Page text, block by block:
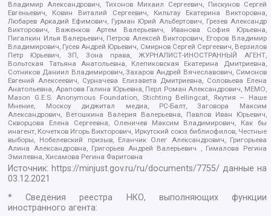
Владимир Александрович, Тихонов Михаил Сергеевич, Пискунов Сергей
Евгеньевич, Ковин Виталий Сергеевич, Кильтау Екатерина Викторовна,
Любарев Аркадий Ефимович, Гурман Юрий Альбертович, Грезев Александр
Викторович, Важенков Артем Валерьевич, Иванова София Юрьевна,
Пигалкин Илья Валерьевич, Петров Алексей Викторович, Егоров Владимир
Владимирович, Гусев Андрей Юрьевич, Смирнов Сергей Сергеевич, Верзилов
Петр Юрьевич, ЗП, Зона права, ЖУРНАЛИСТ-ИНОСТРАННЫЙ АГЕНТ,
Вольтская Татьяна Анатольевна, Клепиковская Екатерина Дмитриевна,
Сотников Даниил Владимирович, Захаров Андрей Вячеславович, Симонов
Евгений Алексеевич, Сурначева Елизавета Дмитриевна, Соловьева Елена
Анатольевна, Арапова Галина Юрьевна, Перл Роман Александрович, МЕМО,
Mason G.E.S. Anonymous Foundation, Stichting Bellingcat, Якутия – Наше
Мнение, Москоу диджитал медиа, РС-Балт, Заговора Максим
Александрович, Ветошкина Валерия Валерьевна, Павлов Иван Юрьевич,
Скворцова Елена Сергеевна, Оленичев Максим Владимирович, Как бы
инагент, Кочетков Игорь Викторович, Иркутский союз библиофилов, Честные
выборы, Нобелевский призыв, Еланчик Олег Александрович, Григорьева
Алина Александровна, Григорьев Андрей Валерьевич , Гималова Регина
Эмилевна, Хисамова Регина Фаритовна
Источник: https://minjust.gov.ru/ru/documents/7755/ данные на
03.12.2021
* Сведения реестра НКО, выполняющих функции
иностранного агента: